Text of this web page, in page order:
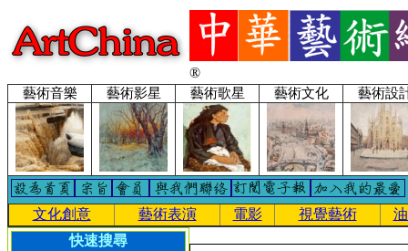
®
藝術音樂 藝術影星 藝術歌星 藝術文化 藝術設
文化創意 藝術表演 電影 視覺藝術
快速搜尋